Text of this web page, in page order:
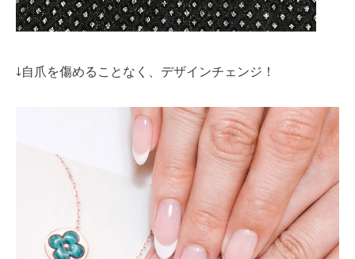
↓自爪を傷めることなく、デザインチェンジ！